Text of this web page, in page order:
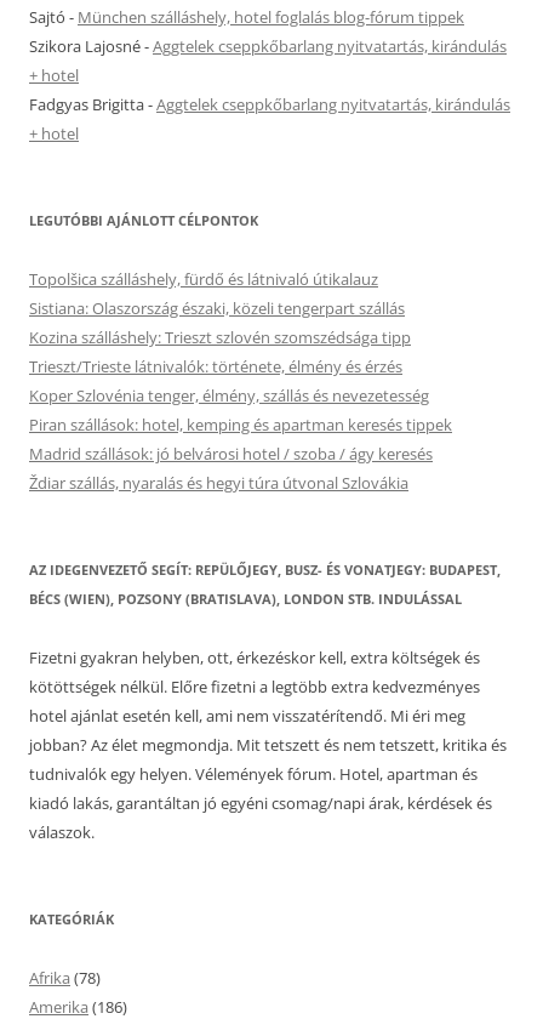
Sajtó - München szálláshely, hotel foglalás blog-fórum tippek
Szikora Lajosné-Aggtelek cseppkőbarlang nyitvatartás, kirándulás
+ hotel
Fadgyas Brigitta-Aggtelek cseppkőbarlang nyitvatartás, kirándulás
+ hotel
LEGUTÓBBI AJÁNLOTT CÉLPONTOK
Topolšica szálláshely, fürdő és látnivaló útikalauz
Sistiana: Olaszország északi, közeli tengerpart szállás
Kozina szálláshely: Trieszt szlovén szomszédsága tipp
Trieszt/Trieste látnivalók: története, élmény és érzés
Koper Szlovénia tenger, élmény, szállás és nevezetesség
Piran szállások: hotel, kemping és apartman keresés tippek
Madrid szállások: jó belvárosi hotel / szoba / ágy keresés
Ždiar szállás, nyaralás és hegyi túra útvonal Szlovákia
AZ IDEGENVEZETŐ SEGÍT: REPÜLŐJEGY, BUSZ- ÉS VONATJEGY: BUDAPEST,
BÉCS (WIEN), POZSONY (BRATISLAVA), LONDON STB. INDULÁSSAL
Fizetni gyakran helyben, ott, érkezéskor kell, extra költségek és
kötöttségek nélkül. Előre fizetni a legtöbb extra kedvezményes
hotel ajánlat esetén kell, ami nem visszatérítendő. Mi éri meg
jobban? Az élet megmondja. Mit tetszett és nem tetszett, kritika és
tudnivalók egy helyen. Vélemények fórum. Hotel, apartman és
kiadó lakás, garantáltan jó egyéni csomag/napi árak, kérdések és
válaszok.
KATEGÓRIÁK
Afrika (78)
Amerika (186)